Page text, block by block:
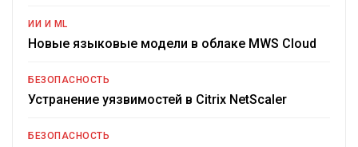
ИИ И ML
Новые языковые модели в облаке MWS Cloud
БЕЗОПАСНОСТЬ
Устранение уязвимостей в Citrix NetScaler
БЕЗОПАСНОСТЬ